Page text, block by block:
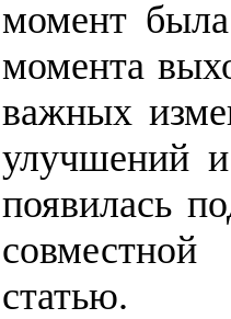
момент
момента
важных
улучшений
появилась
статью.